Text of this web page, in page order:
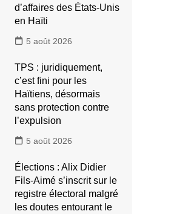
d’affaires des États-Unis
en Haïti
5 août 2026
TPS : juridiquement,
c’est fini pour les
Haïtiens, désormais
sans protection contre
l’expulsion
5 août 2026
Élections : Alix Didier
Fils-Aimé s’inscrit sur le
registre électoral malgré
les doutes entourant le